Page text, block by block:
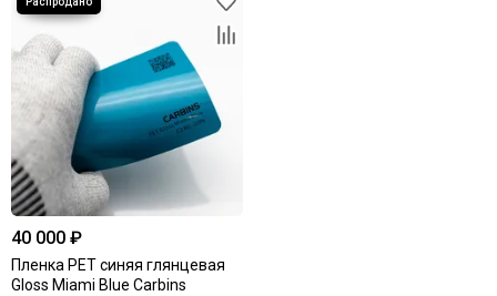
40 000 ₽
Пленка PET синяя глянцевая
Gloss Miami Blue Carbins